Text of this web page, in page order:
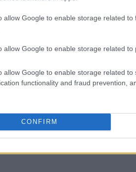
allow Google to enable storage related to
allow Google to enable storage related to
allow Google to enable storage related to
functionality and fraud prevention,
CONFIRM
con l’
elisoccorso
non c’era già più nulla da
i rilievi per
le cause che hanno